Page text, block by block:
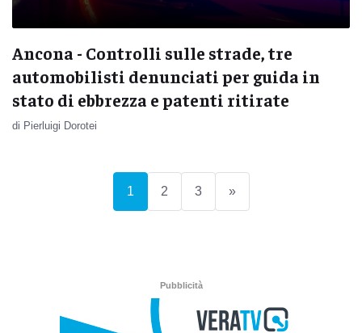
Ancona - Controlli sulle strade, tre
automobilisti denunciati per guida in
stato di ebbrezza e patenti ritirate
di Pierluigi Dorotei
1 (current)
2 3 »
Pubblicità